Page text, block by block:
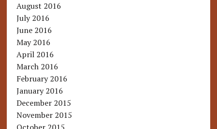
August 2016
July 2016
June 2016
May 2016
April 2016
March 2016
February 2016
January 2016
December 2015
November 2015